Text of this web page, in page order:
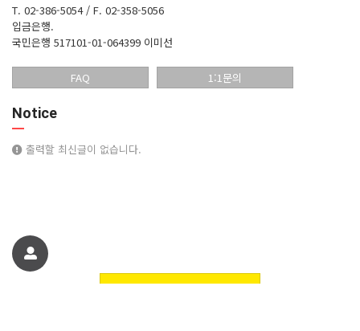
T. 02-386-5054 / F. 02-358-5056
입금은행.
국민은행 517101-01-064399 이미선
FAQ 1:1문의
Notice
출력할 최신글이 없습니다.
친구에게 추천하기